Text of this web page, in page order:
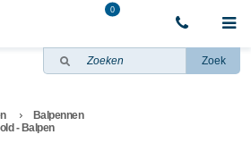
0
Zoek
Balpennen
- Balpen